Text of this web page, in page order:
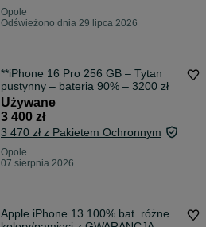
Opole
Odświeżono dnia 29 lipca 2026
**iPhone 16 Pro 256 GB – Tytan
pustynny – bateria 90% – 3200 zł
Używane
3 400 zł
3 470 zł z Pakietem Ochronnym
Opole
07 sierpnia 2026
Apple iPhone 13 100% bat. różne